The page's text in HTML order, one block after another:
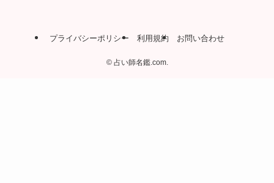
プライバシーポリシー 利用規約 お問い合わせ
©占い師名鑑.com.